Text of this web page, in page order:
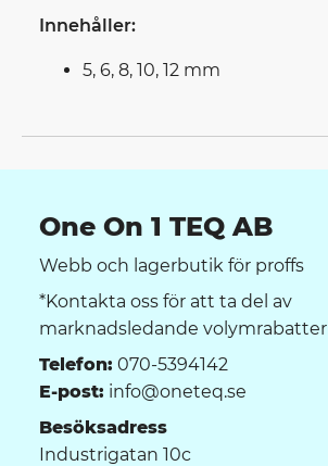
Innehåller:
5, 6, 8, 10, 12 mm
One On 1 TEQ AB
Webb och lagerbutik för proffs
*Kontakta oss för att ta del av
marknadsledande volymrabatter
Telefon: 070-5394142
E-post: info@oneteq.se
Besöksadress
Industrigatan 10c